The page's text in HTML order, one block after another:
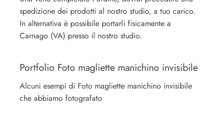
spedizione dei prodotti al nostro studio, a tuo carico.
In alternativa è possibile portarli fisicamente a
Carnago (VA) presso il nostro studio.
Portfolio Foto magliette manichino invisibile
Alcuni esempi di Foto magliette manichino invisibile
che abbiamo fotografato